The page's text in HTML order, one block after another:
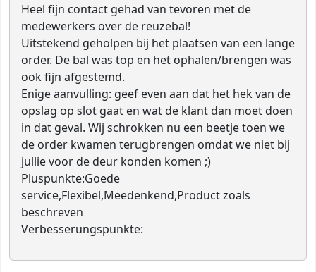
Heel fijn contact gehad van tevoren met de
medewerkers over de reuzebal!
Uitstekend geholpen bij het plaatsen van een lange
order. De bal was top en het ophalen/brengen was
ook fijn afgestemd.
Enige aanvulling: geef even aan dat het hek van de
opslag op slot gaat en wat de klant dan moet doen
in dat geval. Wij schrokken nu een beetje toen we
de order kwamen terugbrengen omdat we niet bij
jullie voor de deur konden komen ;)
Pluspunkte:Goede
service,Flexibel,Meedenkend,Product zoals
beschreven
Verbesserungspunkte: